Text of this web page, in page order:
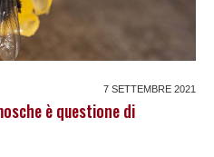
7 SETTEMBRE 2021
è questione di